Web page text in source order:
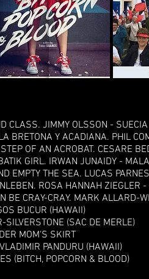
CLASS. JIMMY OLSSON -
BRETONA Y ACADIANA. PHIL
OF AN ACROBAT. CESARE
GIRL. IRWAN JUNAIDY -
EMPTY THE SEA. LUCAS
ROSA HANNAH ZIEGLER
BE CRAY-CRAY. MARK ALLARD-
BUCUR (HAWAII)
(SAC DE MERLE)
MOM'S SKIRT
PANDURU (HAWAII)
(BITCH, POPCORN & BLOOD)